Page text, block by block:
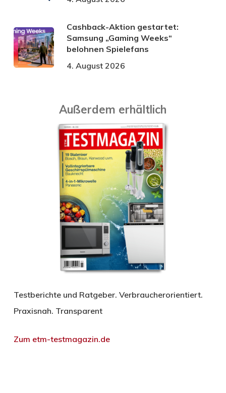
Cashback-Aktion gestartet:
Samsung „Gaming Weeks“
belohnen Spielefans
4. August 2026
Außerdem erhältlich
Testberichte und Ratgeber. Verbraucherorientiert.
Praxisnah. Transparent
Zum etm-testmagazin.de